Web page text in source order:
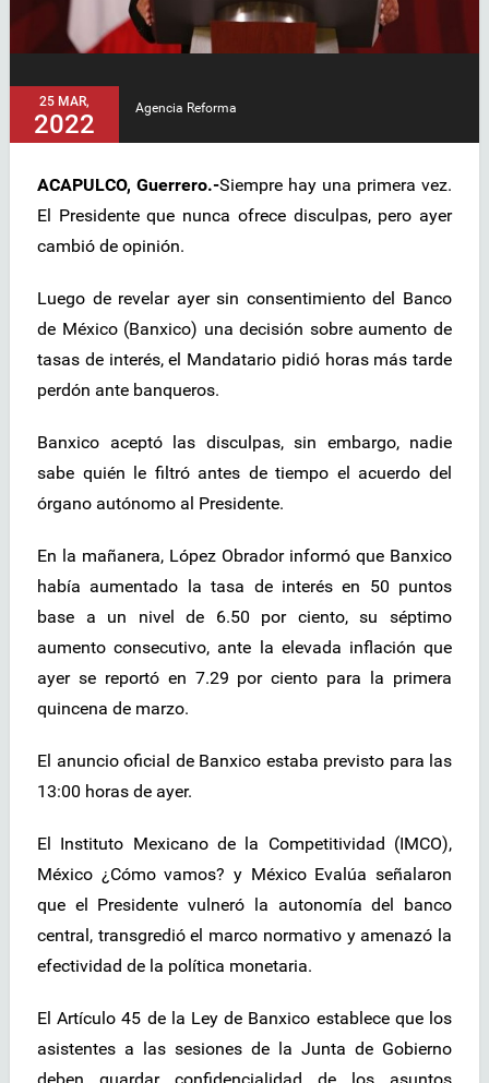
25 MAR,
2022
Agencia Reforma
ACAPULCO, Guerrero.-Siempre hay una primera vez.
El Presidente que nunca ofrece disculpas, pero ayer
cambió de opinión.
Luego de revelar ayer sin consentimiento del Banco
de México (Banxico) una decisión sobre aumento de
tasas de interés, el Mandatario pidió horas más tarde
perdón ante banqueros.
Banxico aceptó las disculpas, sin embargo, nadie
sabe quién le filtró antes de tiempo el acuerdo del
órgano autónomo al Presidente.
En la mañanera, López Obrador informó que Banxico
había aumentado la tasa de interés en 50 puntos
base a un nivel de 6.50 por ciento, su séptimo
aumento consecutivo, ante la elevada inflación que
ayer se reportó en 7.29 por ciento para la primera
quincena de marzo.
El anuncio oficial de Banxico estaba previsto para las
13:00 horas de ayer.
El Instituto Mexicano de la Competitividad (IMCO),
México ¿Cómo vamos? y México Evalúa señalaron
que el Presidente vulneró la autonomía del banco
central, transgredió el marco normativo y amenazó la
efectividad de la política monetaria.
El Artículo 45 de la Ley de Banxico establece que los
asistentes a las sesiones de la Junta de Gobierno